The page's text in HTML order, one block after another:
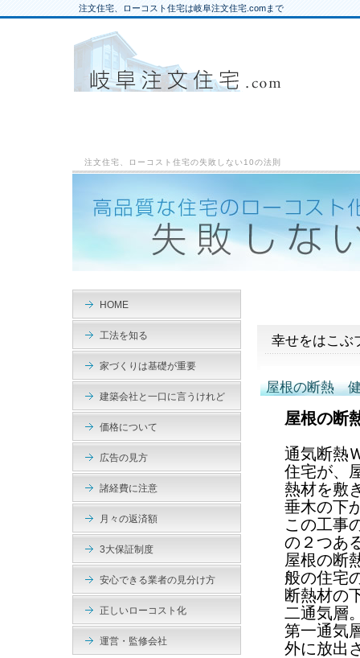
注文住宅、ローコスト住宅は岐阜注文住宅.comまで
注文住宅、ローコスト住宅の失敗しない10の法則
幸せをはこぶ
屋根の断熱 健
屋根の断
通気断熱
住宅が、
熱材を敷
垂木の下
この工事
の２つあ
屋根の断
般の住宅
断熱材の
二通気層
第一通気
外に放出
HOME
工法を知る
家づくりは基礎が重要
建築会社と一口に言うけれど
価格について
広告の見方
諸経費に注意
月々の返済額
3大保証制度
安心できる業者の見分け方
正しいローコスト化
運営・監修会社